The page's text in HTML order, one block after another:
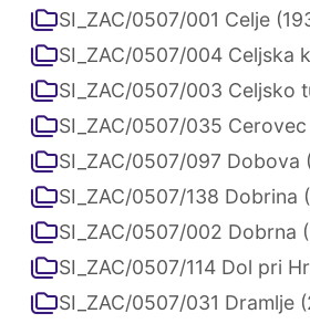
SI_ZAC/0507/001 Celje
SI_ZAC/0507/004 Celjska
SI_ZAC/0507/003 Celjsko
SI_ZAC/0507/035
SI_ZAC/0507/097 Dobova
SI_ZAC/0507/138 Dobrina
SI_ZAC/0507/002 Dobrna
SI_ZAC/0507/114 Dol pri
SI_ZAC/0507/031 Dramlje